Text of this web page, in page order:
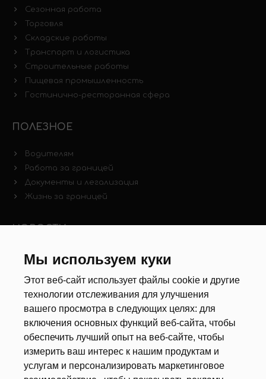
Мы используем куки
Этот веб-сайт использует файлы cookie и другие
технологии отслеживания для улучшения
вашего просмотра в следующих целях: для
включения основных функций веб-сайта, чтобы
обеспечить лучший опыт на веб-сайте, чтобы
измерить ваш интерес к нашим продуктам и
услугам и персонализировать маркетинговое
Сезонная работа
Торговля
Складские работы
Транспорт и логистика
Строительные работы
Пищевая промышленность
Гостинично-ресторанная сфера
ПОЛЕЗНОЕ
Водителям
Работа за границей
Документы и легализация
Жизнь за границей
НОВОСТИ
Новости рынка труда
Анкета
Калькулятор дат
Документы